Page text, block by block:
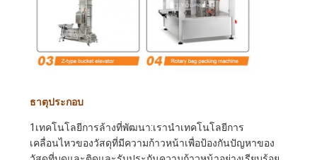
ธาตุประกอบ
1เทคโนโลยีการล้างที่พัฒนา:เรานําเทคโนโลยีการ
เคลื่อนไหวของวัสดุที่มีความก้าวหน้าเพื่อป้องกันปัญหาของ